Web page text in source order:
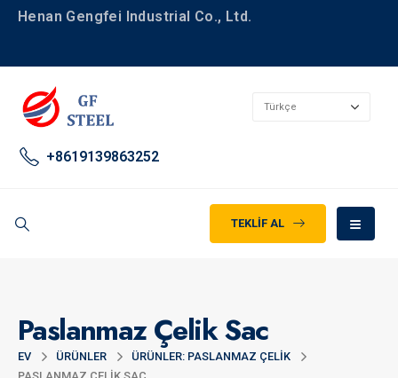
Henan Gengfei Industrial Co., Ltd.
+8619139863252
TEKLIF AL
Paslanmaz Çelik Sac
EV ÜRÜNLER
ÜRÜNLER: PASLANMAZ ÇELIK